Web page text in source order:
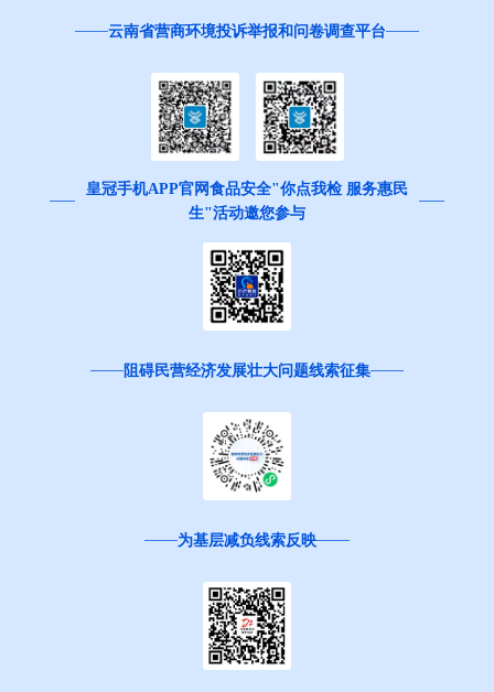
云南省营商环境投诉举报和问卷调查平台
皇冠手机APP官网食品安全"你点我检 服务惠民
生"活动邀您参与
阻碍民营经济发展壮大问题线索征集
为基层减负线索反映